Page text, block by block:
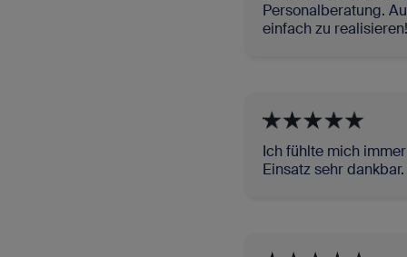
Personalberatung.
einfach zu realisieren!
Ich fühlte mich
Einsatz sehr dankbar.